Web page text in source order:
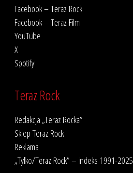
Facebook – Teraz Rock
Facebook – Teraz Film
YouTube
X
Spotify
Teraz Rock
Redakcja „Teraz Rocka”
Sklep Teraz Rock
Reklama
„Tylko/Teraz Rock” – indeks 1991-2025